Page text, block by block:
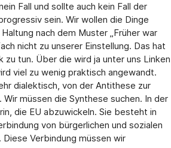
Fall und sollte auch kein Fall der
sein. Wir wollen die Dinge
nach dem Muster „Früher war
nicht zu unserer Einstellung. Das hat
zu tun. Über die wird ja unter uns Linken
viel zu wenig praktisch angewandt.
dialektisch, von der Antithese zur
müssen die Synthese suchen. In der
die EU abzuwickeln. Sie besteht in
von bürgerlichen und sozialen
Verbindung müssen wir